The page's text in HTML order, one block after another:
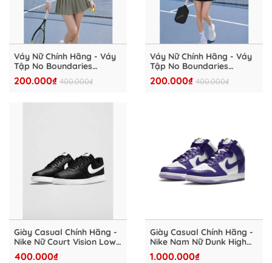
Váy Nữ Chính Hãng - Váy
Tập No Boundaries
"Olive"- NOB-002
200.000₫ 400.000₫
Váy Nữ Chính Hãng - Váy
Tập No Boundaries
"Black"- NOB-001
200.000₫ 400.000₫
Giày Casual Chính Hãng -
Nike Nữ Court Vision Low
"Black" - DC5434-001
400.000₫
Giày Casual Chính Hãng -
Nike Nam Nữ Dunk High
"Purple" - DC5382-100
1.000.000₫